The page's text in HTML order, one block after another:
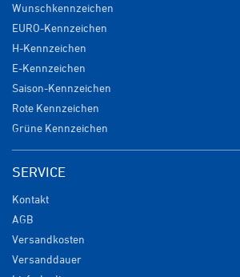
Wunschkennzeichen
EURO-Kennzeichen
H-Kennzeichen
E-Kennzeichen
Saison-Kennzeichen
Rote Kennzeichen
Grüne Kennzeichen
SERVICE
Kontakt
AGB
Versandkosten
Versanddauer